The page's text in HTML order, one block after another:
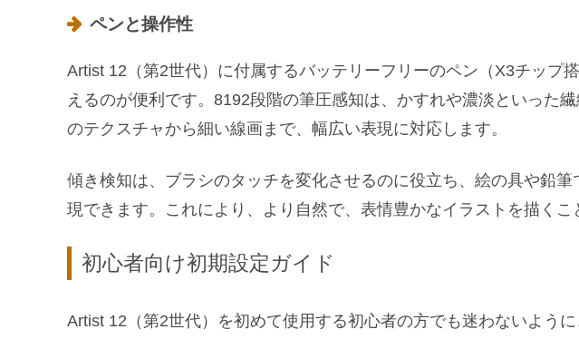
ペンと操作性
Artist 12（第2世代）に付属するバッテリーフリーのペン（X3チップ
えるのが便利です。8192段階の筆圧感知は、かすれや濃淡といった
のテクスチャから細い線画まで、幅広い表現に対応します。
傾き検知は、ブラシのタッチを変化させるのに役立ち、絵の具や鉛
現できます。これにより、より自然で、表情豊かなイラストを描くこ
初心者向け初期設定ガイド
Artist 12（第2世代）を初めて使用する初心者の方でも迷わないよう